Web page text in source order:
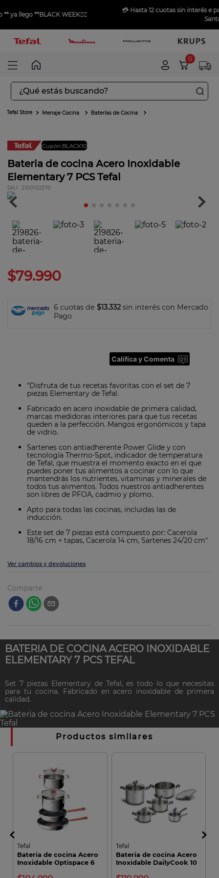
WEEK❤️‍🔥
💳 Hasta 12 cuotas sin interése pagando con
0
¿Qué estás buscando?
Menaje Cocina Baterías de Cocina
Cupón:BLACK10
Bateria de cocina Acero Inoxidable
Elementary 7 PCS Tefal
2100102570
$79.990
6 cuotas de $13.332 sin interés con Mercado
Pago
Califíca y Comenta
"Disfruta de tus recetas favoritas con el set de 7
piezas Elementary de Tefal.
Fabricado en acero inoxidable de primera calidad,
marcas medidoras interiores para que tus recetas
queden a la perfección. Mangos ergonómicos y tapa
de vidrio.
Sartenes con antiadherente Power Glide y con
tecnología Thermo-Spot, indicador de temperatura
de Tefal, que muestra el momento exacto en el que
puedes poner tus alimentos a cocinar con lo que
mantendrás los nutrientes, vitaminas y minerales de
todos tus alimentos. Todos nuestros antiadherentes
son libres de PFOA, cadmio y plomo.
Apto para todas las cocinas, incluidas las de
inducción.
Este set de 7 piezas está compuesto por: Cacerola
18/16 cm + tapas, Cacerola 14 cm, Sartenes 24/20 cm"
Ver cambios y devoluciones
Comparte
BATERIA DE COCINA ACERO INOXIDABLE
ELEMENTARY 7 PCS TEFAL
Set 7 piezas Elementary de Tefal, es todo lo que necesitas
para tu cocina. Fabricado en acero inoxidable de primera
calidad.
Productos similares
Tefal
Bateria de cocina Acero
Inoxidable Optispace 6
Tefal
Bateria de cocina Acero
Inoxidable DailyCook 10
TÉRMINOS MÁS BUSCADOS
1.
aspiradoras
3.
ingenio
4.
sartenes
5.
ollas
8.
bateria
9.
10. excellence